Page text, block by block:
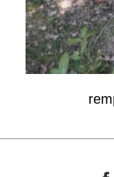
Le musée de Calès
L'association Calès-
Journées du
Conférences et